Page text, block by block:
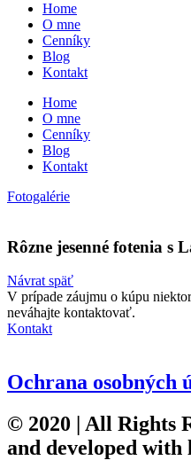
Home
O mne
Cenníky
Blog
Kontakt
Home
O mne
Cenníky
Blog
Kontakt
Fotogalérie
Rôzne jesenné fotenia s
Návrat späť
V prípade záujmu o kúpu
neváhajte kontaktovať.
Kontakt
Ochrana osobných
© 2020 | All Rights
and developed with